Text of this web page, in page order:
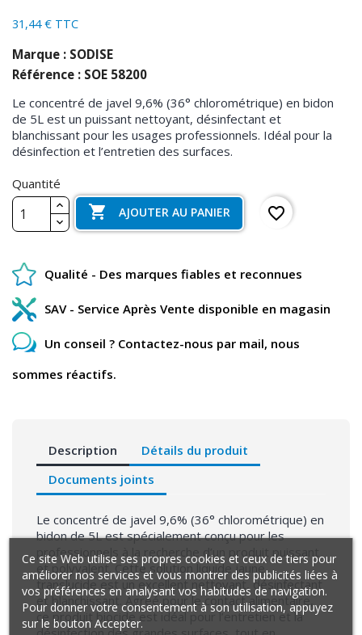
31,44 € TTC
Marque : SODISE
Référence : SOE 58200
Le concentré de javel 9,6% (36° chlorométrique) en bidon
de 5L est un puissant nettoyant, désinfectant et
blanchissant pour les usages professionnels. Idéal pour la
désinfection et l’entretien des surfaces.
Quantité
 AJOUTER AU PANIER favorite_border
Qualité - Des marques fiables et reconnues
SAV - Service Après Vente disponible en magasin
Un conseil ? Contactez-nous par mail, nous
sommes réactifs.
Description
Détails du produit
Documents joints
Le concentré de javel 9,6% (36° chlorométrique) en
bidon de 5L est spécialement conçu pour les
professionnels à la recherche d’un produit puissant
et polyvalent. Cette solution liquide jaune
translucide est un excellent nettoyant, désinfectant
et blanchissant. Agréé pour le contact alimentaire,
ce produit biocide est idéal pour l’entretien et la
Ce site Web utilise ses propres cookies et ceux de tiers pour
améliorer nos services et vous montrer des publicités liées à
vos préférences en analysant vos habitudes de navigation.
Pour donner votre consentement à son utilisation, appuyez
sur le bouton Accepter.